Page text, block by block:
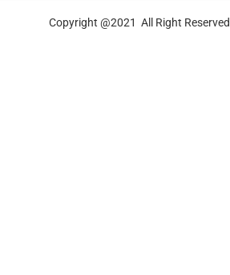
Copyright @2021 All Right Reserved